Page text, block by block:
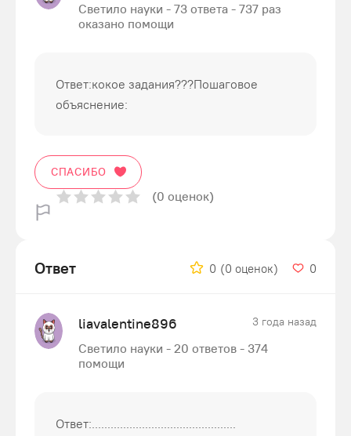
Светило науки - 73 ответа - 737 раз
оказано помощи
Ответ:кокое задания???Пошаговое
объяснение:
СПАСИБО
(0 оценок)
Ответ 0 (0 оценок) 0
liavalentine896 3 года назад
Светило науки - 20 ответов - 374
помощи
Ответ:..............................................